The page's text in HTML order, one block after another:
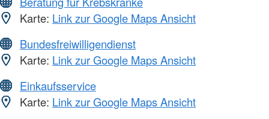
Karte: Link zur Google Maps Ansicht
Bundesfreiwilligendienst
Karte: Link zur Google Maps Ansicht
Einkaufsservice
Karte: Link zur Google Maps Ansicht